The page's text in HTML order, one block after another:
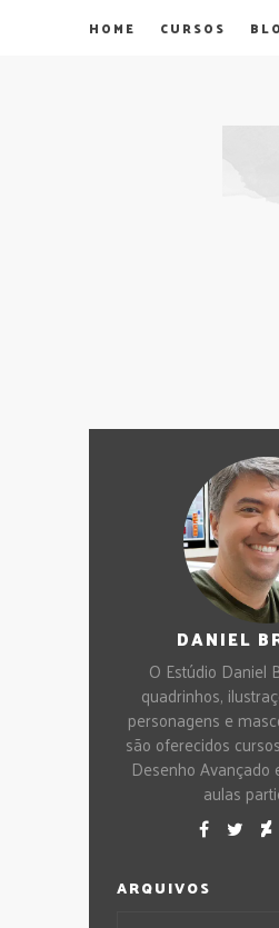
HOME CURSOS
DANIEL
O Estúdio Daniel
quadrinhos,
personagens e
são oferecidos
Desenho Avançado
aulas
ARQUIVOS